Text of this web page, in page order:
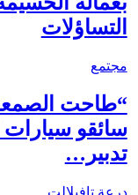
التساؤلات
مجتمع
“طاحت
سائقو
تدبير…
درعة تافيلالت